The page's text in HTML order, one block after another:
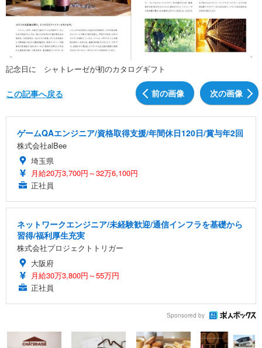
記念日に シャトレーゼが初のカタログギフト
前の画像 次の画像
この記事へ戻る
ゲームQAエンジニア/資格取得支援/年間休日120日/賞与年2回
株式会社alBee
埼玉県
月給20万3,700円～32万6,100円
正社員
ネットワークエンジニア/未経験歓迎/通信インフラを基礎から
習得/福利厚生充実
株式会社プロジェクトトリガー
大阪府
月給30万3,800円～55万円
正社員
Sponsored by